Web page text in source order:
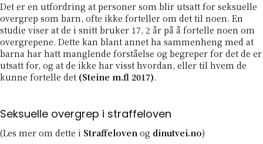
Det er en utfordring at personer som blir utsatt for seksuelle
overgrep som barn, ofte ikke forteller om det til noen. En
studie viser at de i snitt bruker 17, 2 år på å fortelle noen om
overgrepene. Dette kan blant annet ha sammenheng med at
barna har hatt manglende forståelse og begreper for det de er
utsatt for, og at de ikke har visst hvordan, eller til hvem de
kunne fortelle det (Steine m.fl 2017).
Seksuelle overgrep i straffeloven
(Les mer om dette i Straffeloven og dinutvei.no)